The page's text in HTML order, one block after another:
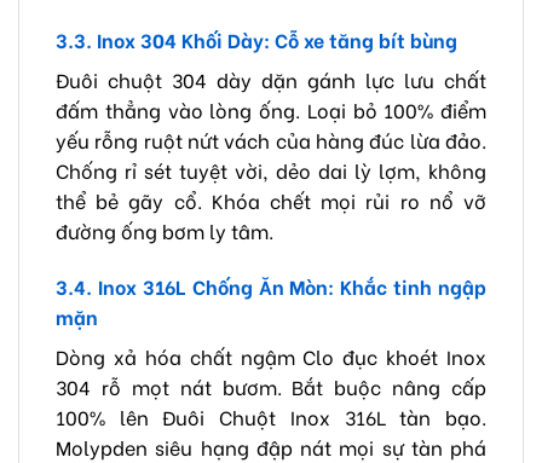
3.3. Inox 304 Khối Dày: Cỗ xe tăng bít bùng
Đuôi chuột 304 dày dặn gánh lực lưu chất
đấm thẳng vào lòng ống. Loại bỏ 100% điểm
yếu rỗng ruột nứt vách của hàng đúc lừa đảo.
Chống rỉ sét tuyệt vời, dẻo dai lỳ lợm, không
thể bẻ gãy cổ. Khóa chết mọi rủi ro nổ vỡ
đường ống bơm ly tâm.
3.4. Inox 316L Chống Ăn Mòn: Khắc tinh ngập
mặn
Dòng xả hóa chất ngậm Clo đục khoét Inox
304 rỗ mọt nát bươm. Bắt buộc nâng cấp
100% lên Đuôi Chuột Inox 316L tàn bạo.
Molypden siêu hạng đập nát mọi sự tàn phá